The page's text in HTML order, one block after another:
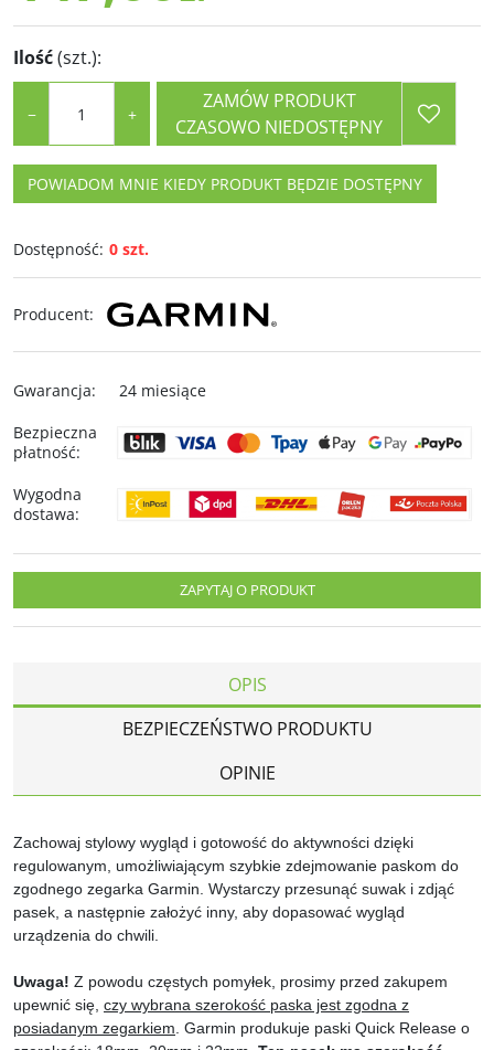
Ilość(szt.):
− +
ZAMÓW PRODUKT
CZASOWO NIEDOSTĘPNY
POWIADOM MNIE KIEDY PRODUKT BĘDZIE DOSTĘPNY
Dostępność: 0 szt.
Producent:
Gwarancja:
24 miesiące
Bezpieczna
płatność:
Wygodna
dostawa:
ZAPYTAJ O PRODUKT
OPIS
BEZPIECZEŃSTWO PRODUKTU
OPINIE
Zachowaj stylowy wygląd i gotowość do aktywności dzięki
regulowanym, umożliwiającym szybkie zdejmowanie paskom do
zgodnego zegarka Garmin. Wystarczy przesunąć suwak i zdjąć
pasek, a następnie założyć inny, aby dopasować wygląd
urządzenia do chwili.
Uwaga! Z powodu częstych pomyłek, prosimy przed zakupem
upewnić się, czy wybrana szerokość paska jest zgodna z
posiadanym zegarkiem . Garmin produkuje paski Quick Release o